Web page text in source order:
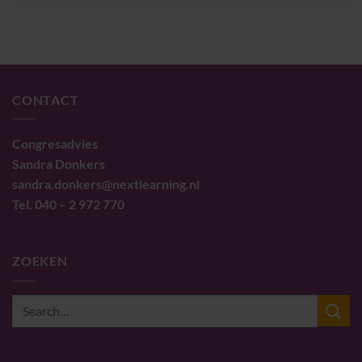
CONTACT
Congresadvies
Sandra Donkers
sandra.donkers@nextlearning.nl
Tel. 040 – 2 972 770
ZOEKEN